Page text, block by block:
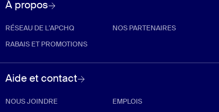
À propos
RÉSEAU DE L'APCHQ NOS PARTENAIRES
RABAIS ET PROMOTIONS
Aide et contact
NOUS JOINDRE EMPLOIS